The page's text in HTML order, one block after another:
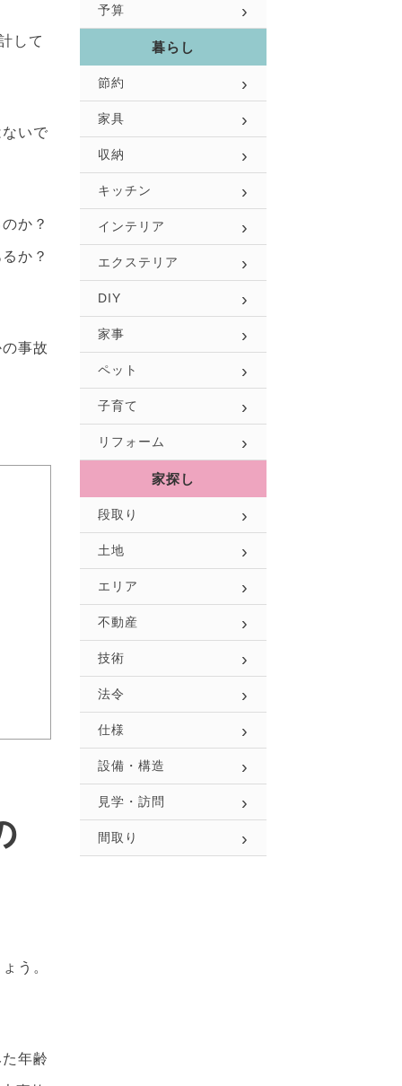
して
いで
か？
か？
事故
う。
年齢
予算
暮らし
節約
家具
収納
キッチン
インテリア
エクステリア
DIY
家事
ペット
子育て
リフォーム
家探し
段取り
土地
エリア
不動産
技術
法令
仕様
設備・構造
見学・訪問
間取り